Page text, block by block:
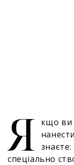
Я кщо ви
знаєте:
спеціально